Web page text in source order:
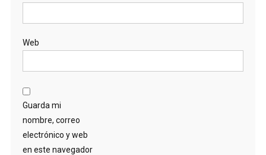
Web
Guarda mi
nombre, correo
electrónico y web
en este navegador